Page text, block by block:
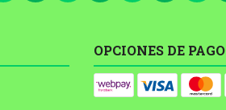
OPCIONES DE PAGO